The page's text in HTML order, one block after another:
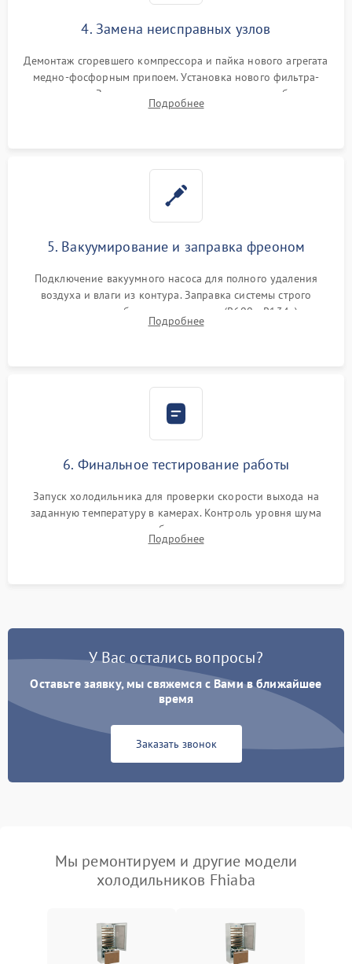
4. Замена неисправных узлов
Демонтаж сгоревшего компрессора и пайка нового агрегата
медно-фосфорным припоем. Установка нового фильтра-
осушителя. Замена изношенных вентиляторов обдува,
сломанных заслонок или поврежденных дверных петель.
Подробнее
5. Вакуумирование и заправка фреоном
Подключение вакуумного насоса для полного удаления
воздуха и влаги из контура. Заправка системы строго
дозированным объемом хладагента (R600a, R134a) по
электронным весам. Контроль рабочего давления в системе.
Подробнее
6. Финальное тестирование работы
Запуск холодильника для проверки скорости выхода на
заданную температуру в камерах. Контроль уровня шума
компрессора, отсутствия обмерзания стенок и корректного
срабатывания системы автоматической оттайки.
Подробнее
У Вас остались вопросы?
Оставьте заявку, мы свяжемся с Вами в ближайшее
время
Заказать звонок
Мы ремонтируем и другие модели
холодильников Fhiaba